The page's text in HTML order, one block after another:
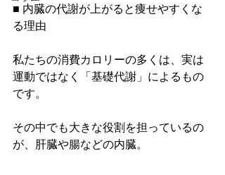
■ 内臓の代謝が上がると痩せやすくな
る理由
私たちの消費カロリーの多くは、実は
運動ではなく「基礎代謝」によるもの
です。
その中でも大きな役割を担っているの
が、肝臓や腸などの内臓。